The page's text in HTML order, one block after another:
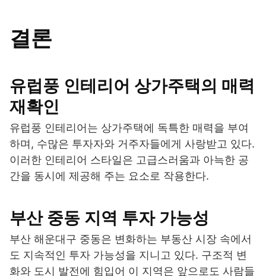
결론
유럽풍 인테리어 상가주택의 매력
재확인
유럽풍 인테리어는 상가주택에 독특한 매력을 부여
하며, 수많은 투자자와 거주자들에게 사랑받고 있다.
이러한 인테리어 스타일은 고급스러움과 아늑한 공
간을 동시에 제공해 주는 요소로 작용한다.
부산 중동 지역 투자 가능성
부산 해운대구 중동은 변화하는 부동산 시장 속에서
도 지속적인 투자 가능성을 지니고 있다. 구조적 변
화와 도시 발전에 힘입어 이 지역은 앞으로도 사람들